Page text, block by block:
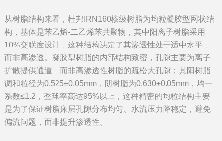
从树脂结构来看，杜邦IRN160核级树脂为均粒凝胶型网状结
构，基体是苯乙烯-二乙烯苯共聚物，其中阳离子树脂采用
10%交联度设计，这种结构决定了其渗透性处于适中水平，
而非高渗透。凝胶型树脂的内部结构致密，孔隙主要为离子
扩散提供通道，而非高渗透性树脂的疏松大孔隙；其阳树脂
调和粒径为0.525±0.05mm，阴树脂为0.630±0.05mm，均一
系数≤1.2，整球率高达95%以上，这种精密的均粒结构主要
是为了保证树脂床层孔隙分布均匀、水流压力降稳定，避免
偏流问题，而非提升渗透性。